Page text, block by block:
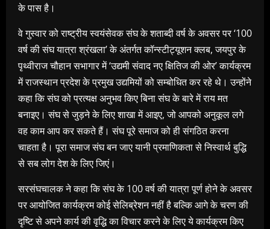
के पास है।
वे गुस्वार को राष्ट्रीय स्वयंसेवक संघ के शताब्दी वर्ष के अवसर पर ‘100
वर्ष की संघ यात्रा श्रंखला’ के अंतर्गत कॉन्स्टीट्यूशन क्लब, जयपुर के
पृथ्वीराज चौहान सभागार में ‘उद्यमी संवाद नए क्षितिज की ओर’ कार्यक्रम
में राजस्थान प्रदेश के प्रमुख उद्यमियों को सम्बोधित कर रहे थे। उन्होंने
कहा कि संघ को प्रत्यक्ष अनुभव किए बिना संघ के बारे में राय मत
बनाइए। संघ से जुड़ने के लिए शाखा में आइए, जो आपको अनुकूल लगे
वह काम आप कर सकते हैं। संघ पूरे समाज को ही संगठित करना
चाहता है। पूरा समाज संघ बन जाए यानी प्रमाणिकता से निस्वार्थ बुद्धि
से सब लोग देश के लिए जिएं।
सरसंघचालक ने कहा कि संघ के 100 वर्ष की यात्रा पूर्ण होने के अवसर
पर आयोजित कार्यक्रम कोई सेलिब्रेशन नहीं है बल्कि आगे के चरण की
दृष्टि से अपने कार्य की वृद्धि का विचार करने के लिए ये कार्यक्रम किए